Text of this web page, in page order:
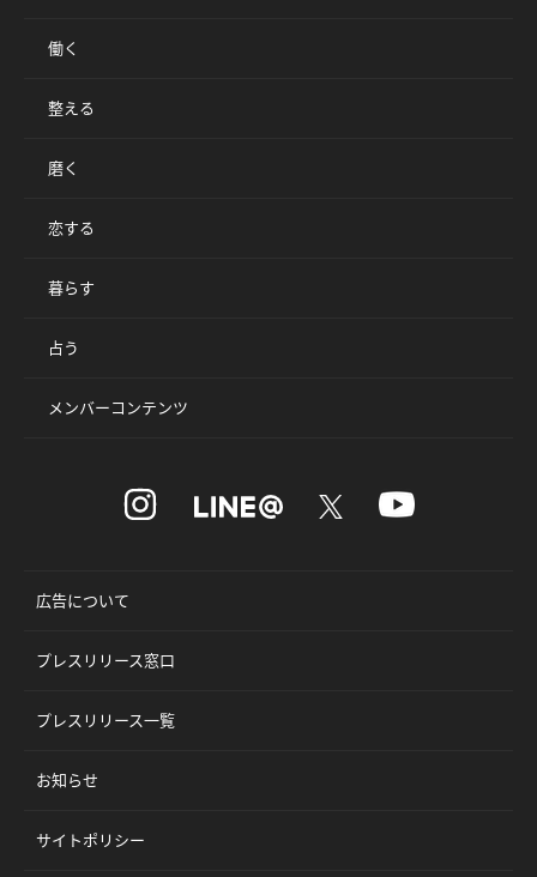
働く
整える
磨く
恋する
暮らす
占う
メンバーコンテンツ
広告について
プレスリリース窓口
プレスリリース一覧
お知らせ
サイトポリシー